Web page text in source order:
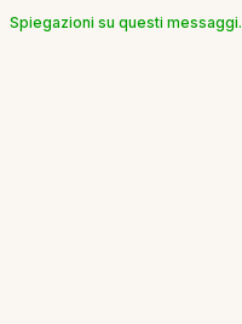
Spiegazioni su questi messaggi.